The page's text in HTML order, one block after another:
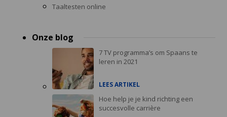
Taaltesten online
Onze blog
7 TV programma’s om Spaans te
leren in 2021
LEES ARTIKEL
Hoe help je je kind richting een
succesvolle carrière